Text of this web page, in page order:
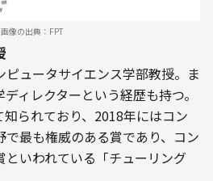
画像の出典：FPT
ピュータサイエンス学部教授。ま
ィレクターという経歴も持つ。
られており、2018年にはコン
で最も権威のある賞であり、コン
といわれている「チューリング